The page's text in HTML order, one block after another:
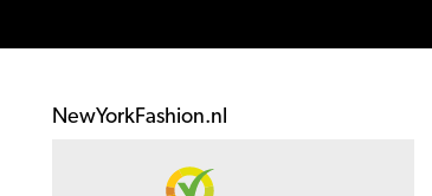
NewYorkFashion.nl